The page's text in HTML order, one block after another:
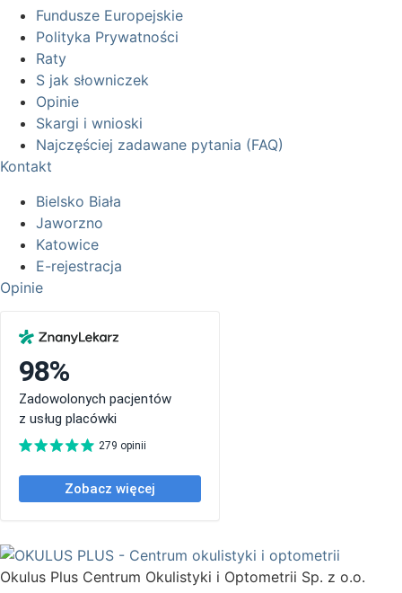
Fundusze Europejskie
Polityka Prywatności
Raty
S jak słowniczek
Opinie
Skargi i wnioski
Najczęściej zadawane pytania (FAQ)
Kontakt
Bielsko Biała
Jaworzno
Katowice
E-rejestracja
Opinie
Okulus Plus Centrum Okulistyki i Optometrii Sp. z o.o.